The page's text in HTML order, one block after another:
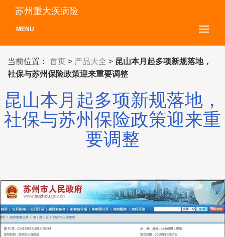
苏州重大疾病险
MENU
当前位置： 首页 > 产品大全 > 昆山本月起多项新规落地，
社保与苏州保险政策迎来重要调整
昆山本月起多项新规落地，
社保与苏州保险政策迎来重
要调整